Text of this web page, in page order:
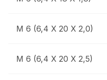
M 6 (6,4 X 20 X 2,0)
M 6 (6,4 X 20 X 2,5)